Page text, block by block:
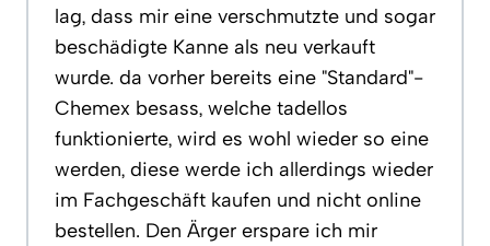
lag, dass mir eine verschmutzte und sogar
beschädigte Kanne als neu verkauft
wurde. da vorher bereits eine "Standard"-
Chemex besass, welche tadellos
funktionierte, wird es wohl wieder so eine
werden, diese werde ich allerdings wieder
im Fachgeschäft kaufen und nicht online
bestellen. Den Ärger erspare ich mir